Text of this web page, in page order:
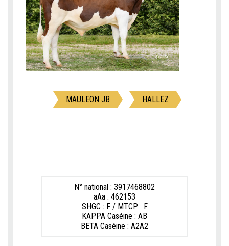
MAULEON JB HALLEZ
N° national : 3917468802
aAa : 462153
SHGC : F / MTCP : F
KAPPA Caséine : AB
BETA Caséine : A2A2